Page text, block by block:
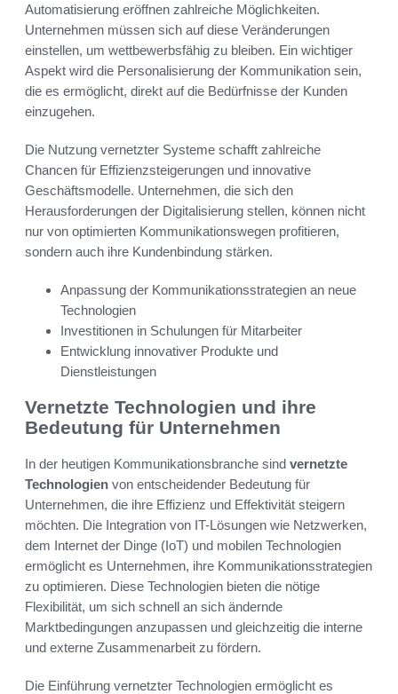
Automatisierung eröffnen zahlreiche Möglichkeiten.
Unternehmen müssen sich auf diese Veränderungen
einstellen, um wettbewerbsfähig zu bleiben. Ein wichtiger
Aspekt wird die Personalisierung der Kommunikation sein,
die es ermöglicht, direkt auf die Bedürfnisse der Kunden
einzugehen.
Die Nutzung vernetzter Systeme schafft zahlreiche
Chancen für Effizienzsteigerungen und innovative
Geschäftsmodelle. Unternehmen, die sich den
Herausforderungen der Digitalisierung stellen, können nicht
nur von optimierten Kommunikationswegen profitieren,
sondern auch ihre Kundenbindung stärken.
Anpassung der Kommunikationsstrategien an neue
Technologien
Investitionen in Schulungen für Mitarbeiter
Entwicklung innovativer Produkte und
Dienstleistungen
Vernetzte Technologien und ihre
Bedeutung für Unternehmen
In der heutigen Kommunikationsbranche sind vernetzte
Technologien von entscheidender Bedeutung für
Unternehmen, die ihre Effizienz und Effektivität steigern
möchten. Die Integration von IT-Lösungen wie Netzwerken,
dem Internet der Dinge (IoT) und mobilen Technologien
ermöglicht es Unternehmen, ihre Kommunikationsstrategien
zu optimieren. Diese Technologien bieten die nötige
Flexibilität, um sich schnell an sich ändernde
Marktbedingungen anzupassen und gleichzeitig die interne
und externe Zusammenarbeit zu fördern.
Die Einführung vernetzter Technologien ermöglicht es